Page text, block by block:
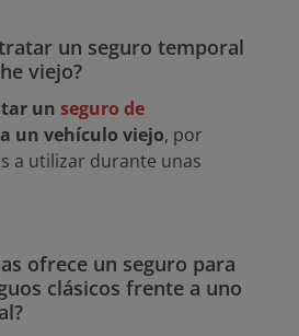
un seguro temporal
viejo?
un seguro de
un vehículo viejo, por
a utilizar durante unas
ofrece un seguro para
clásicos frente a uno